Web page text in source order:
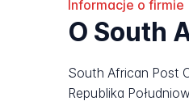
Informacje o firmie
O South
South African Post
Republika